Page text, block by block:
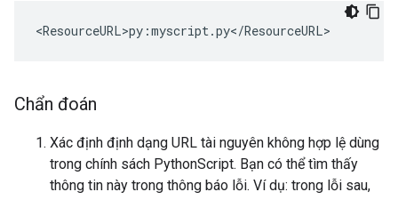
<ResourceURL>py :myscript.py</ResourceURL>
Chẩn đoán
Xác định định dạng URL tài nguyên không hợp lệ dùng
trong chính sách PythonScript. Bạn có thể tìm thấy
thông tin này trong thông báo lỗi. Ví dụ: trong lỗi sau,